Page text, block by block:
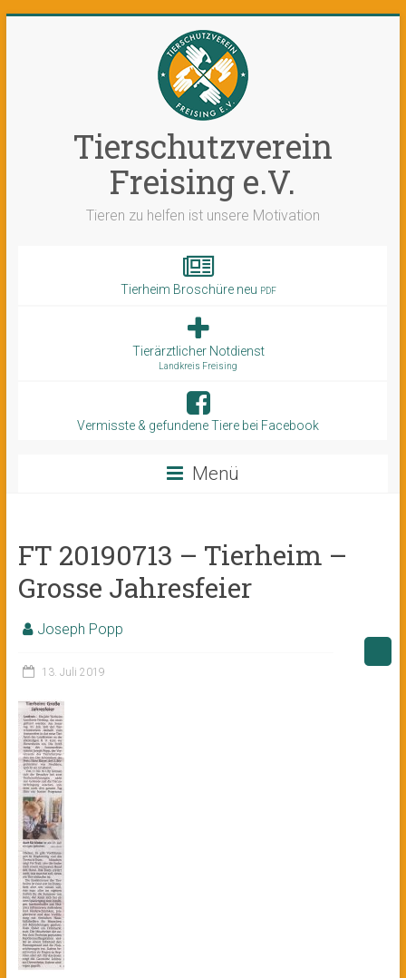
Tierschutzverein
Freising e.V.
Tieren zu helfen ist unsere Motivation
Tierheim Broschüre neu PDF
Tierärztlicher Notdienst
Landkreis Freising
Vermisste & gefundene Tiere bei Facebook
Menü
FT 20190713 – Tierheim –
Grosse Jahresfeier
Joseph Popp
13. Juli 2019